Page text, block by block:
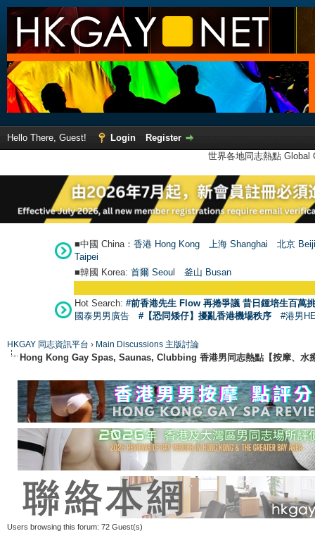
Hello There, Guest! Login
Register
世界各地同志熱點
■中國 China： 香港 Hong Kong 上海 Shanghai
北京
Taipei
■韓國 Korea: 首爾 Seoul 釜山 Busan
Hot Search: #前香港先生 Flow 再捲爭議 昔日鍾培生百萬
國泰男男廣告
#【恐同矮仔】擾亂香港機場秩序 #港男
HKGAY 同志資訊平台 › Main Discussions 主版討論
Hong Kong Gay Spas, Saunas, Clubbing 香港男同志熱點【按摩、水
Users browsing this forum: 72 Guest(s)